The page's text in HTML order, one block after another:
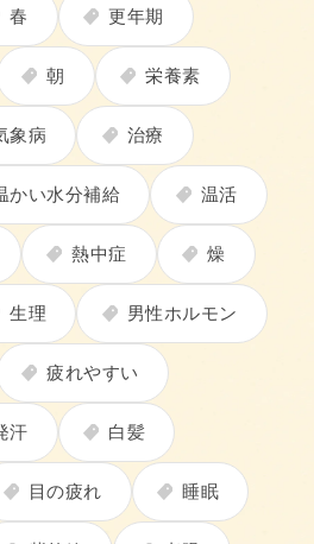
春 更年期
朝 栄養素
象病 治療
かい水分補給 温活
熱中症 燥
生理 男性ホルモン
疲れやすい
汗 白髪
目の疲れ 睡眠